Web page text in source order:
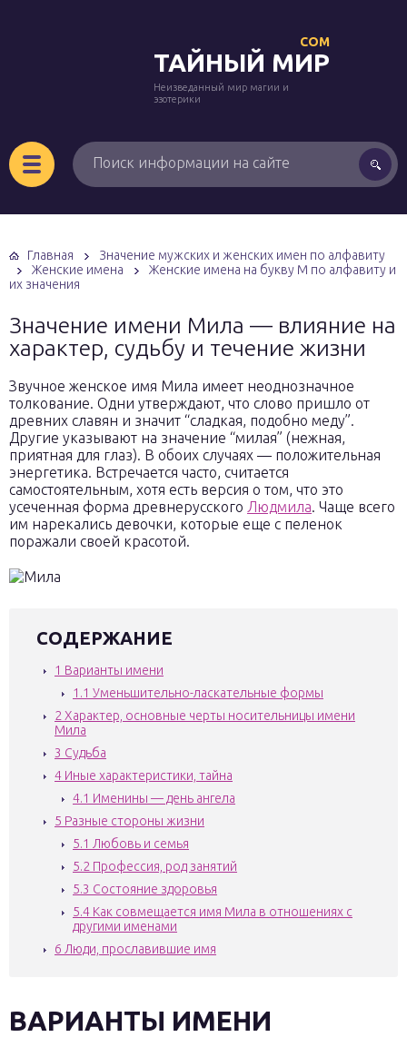
ТАЙНЫЙ МИР
COM
Неизведанный мир магии и
эзотерики
Главная
Значение мужских и женских имен по алфавиту
Женские имена
Женские имена на букву М по алфавиту и
их значения
Значение имени Мила — влияние на
характер, судьбу и течение жизни
Звучное женское имя Мила имеет неоднозначное
толкование. Одни утверждают, что слово пришло от
древних славян и значит “сладкая, подобно меду”.
Другие указывают на значение “милая” (нежная,
приятная для глаз). В обоих случаях — положительная
энергетика. Встречается часто, считается
самостоятельным, хотя есть версия о том, что это
усеченная форма древнерусского Людмила. Чаще всего
им нарекались девочки, которые еще с пеленок
поражали своей красотой.
СОДЕРЖАНИЕ
1 Варианты имени
1.1 Уменьшительно-ласкательные формы
2 Характер, основные черты носительницы имени
Мила
3 Судьба
4 Иные характеристики, тайна
4.1 Именины — день ангела
5 Разные стороны жизни
5.1 Любовь и семья
5.2 Профессия, род занятий
5.3 Состояние здоровья
5.4 Как совмещается имя Мила в отношениях с
другими именами
6 Люди, прославившие имя
ВАРИАНТЫ ИМЕНИ